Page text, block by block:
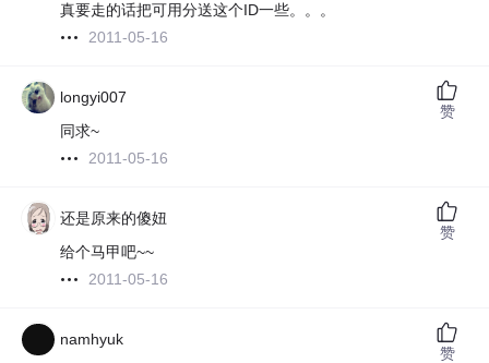
真要走的话把可用分送这个ID一些。。。
2011-05-16
longyi007
同求~
2011-05-16
赞
还是原来的傻妞
给个马甲吧~~
2011-05-16
赞
namhyuk
赞